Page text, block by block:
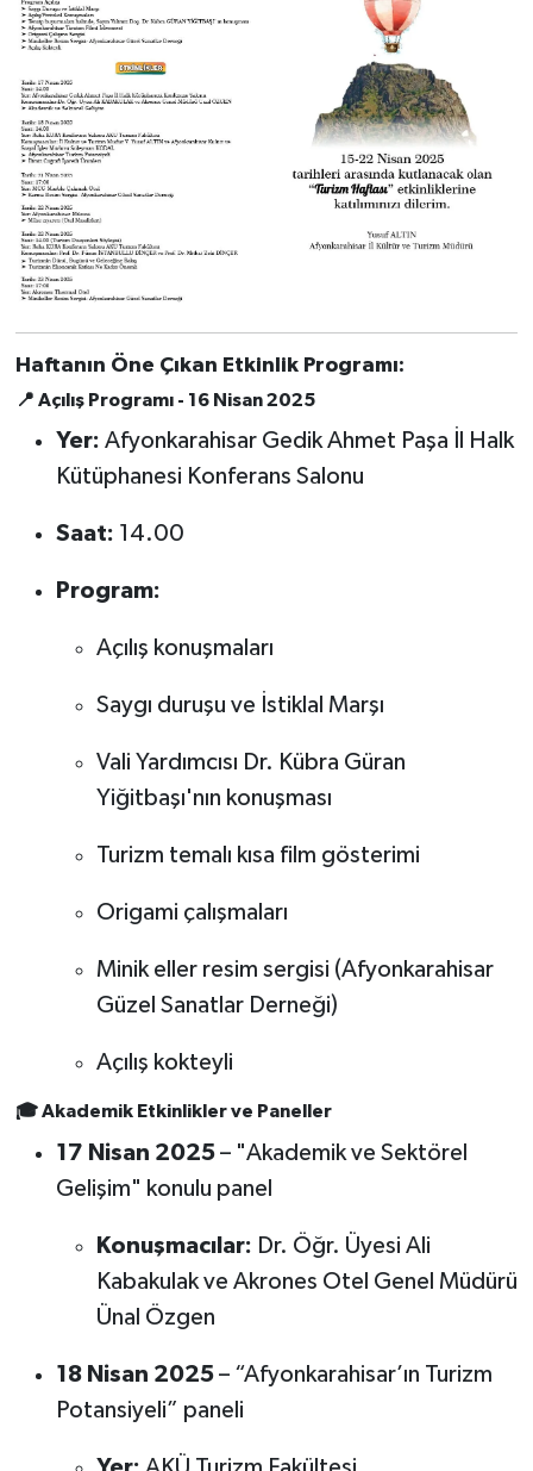
Haftanın Öne Çıkan Etkinlik Programı:
📍 Açılış Programı - 16 Nisan 2025
Yer: Afyonkarahisar Gedik Ahmet Paşa İl Halk
Kütüphanesi Konferans Salonu
Saat: 14.00
Program:
Açılış konuşmaları
Saygı duruşu ve İstiklal Marşı
Vali Yardımcısı Dr. Kübra Güran
Yiğitbaşı'nın konuşması
Turizm temalı kısa film gösterimi
Origami çalışmaları
Minik eller resim sergisi (Afyonkarahisar
Güzel Sanatlar Derneği)
Açılış kokteyli
🎓Akademik Etkinlikler ve Paneller
17 Nisan 2025– "Akademik ve Sektörel
Gelişim" konulu panel
Konuşmacılar: Dr. Öğr. Üyesi Ali
Kabakulak ve Akrones Otel Genel Müdürü
Ünal Özgen
18 Nisan 2025– “Afyonkarahisar’ın Turizm
Potansiyeli” paneli